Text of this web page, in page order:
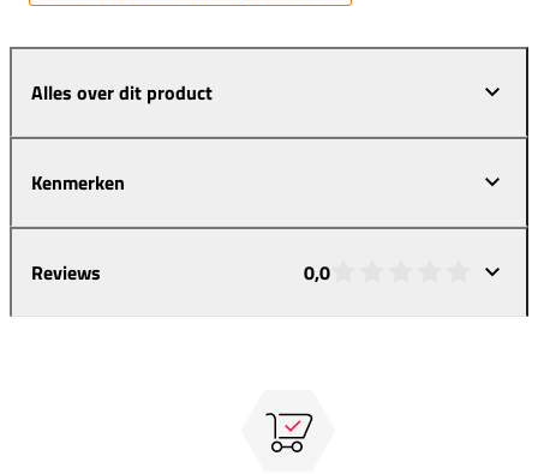
Alles over dit product
Kenmerken
Reviews 0,0